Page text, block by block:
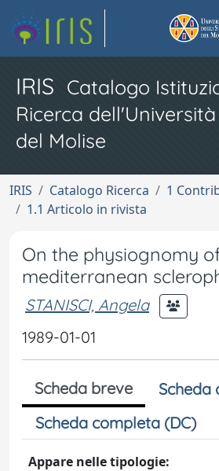
IRIS Catalogo
Ricerca
del Molise
IRIS Catalogo Ricerca
1
1.1 Articolo in rivista
On the physiognomy
mediterranean
STANISCI, Angela
1989-01-01
Scheda breve
Scheda
Scheda completa (DC)
Appare nelle tipologie: